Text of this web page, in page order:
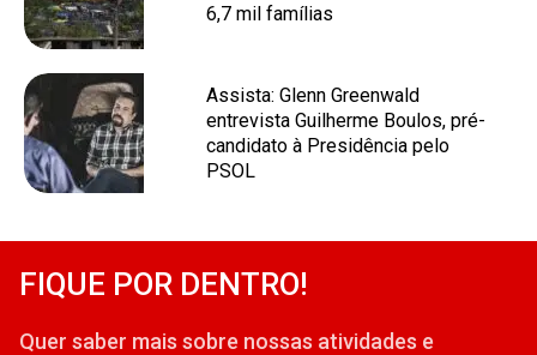
6,7 mil famílias
Assista: Glenn Greenwald
entrevista Guilherme Boulos, pré-
candidato à Presidência pelo
PSOL
FIQUE POR DENTRO!
Quer saber mais sobre nossas atividades e